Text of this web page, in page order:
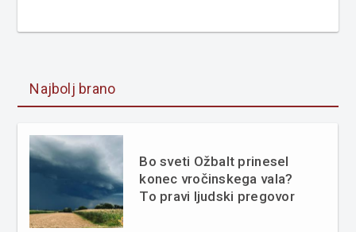
Najbolj brano
Bo sveti Ožbalt prinesel
konec vročinskega vala?
To pravi ljudski pregovor